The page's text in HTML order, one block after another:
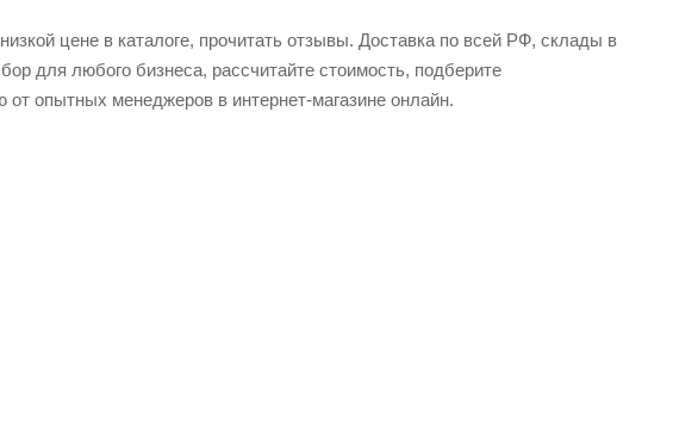
цене в каталоге, прочитать отзывы. Доставка по всей РФ, склады в
для любого бизнеса, рассчитайте стоимость, подберите
опытных менеджеров в интернет-магазине онлайн.